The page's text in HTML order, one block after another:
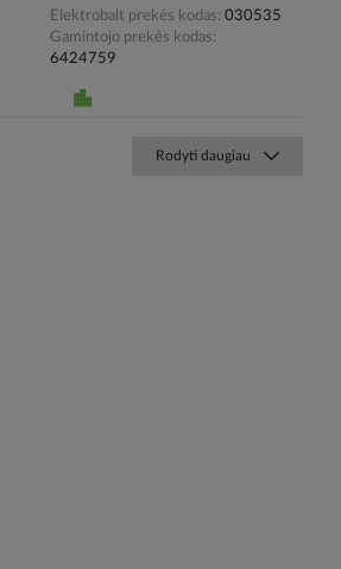
Elektrobalt prekės kodas 030535
Gamintojo prekės kodas
6424759
Rodyti daugiau